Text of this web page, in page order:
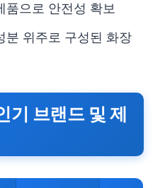
품으로 안전성 확보
분 위주로 구성된 화장
기 브랜드 및 제